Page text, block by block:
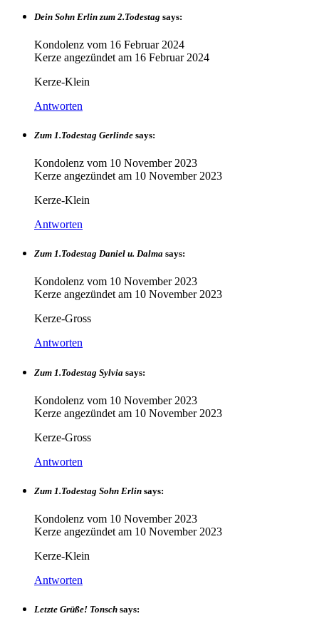
Dein Sohn Erlin zum 2.Todestag says:
Kondolenz vom 16 Februar 2024
Kerze angezündet am 16 Februar 2024
Kerze-Klein
Antworten
Zum 1.Todestag Gerlinde says:
Kondolenz vom 10 November 2023
Kerze angezündet am 10 November 2023
Kerze-Klein
Antworten
Zum 1.Todestag Daniel u. Dalma says:
Kondolenz vom 10 November 2023
Kerze angezündet am 10 November 2023
Kerze-Gross
Antworten
Zum 1.Todestag Sylvia says:
Kondolenz vom 10 November 2023
Kerze angezündet am 10 November 2023
Kerze-Gross
Antworten
Zum 1.Todestag Sohn Erlin says:
Kondolenz vom 10 November 2023
Kerze angezündet am 10 November 2023
Kerze-Klein
Antworten
Letzte Grüße! Tonsch says: